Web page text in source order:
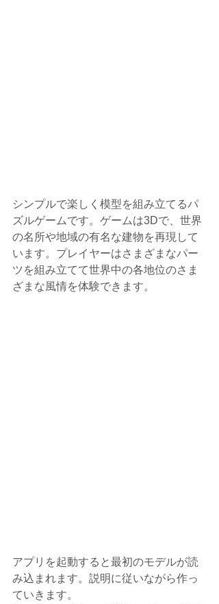
シンプルで楽しく模型を組み立てるパ
ズルゲームです。ゲームは3Dで、世界
の名所や地域の有名な建物を再現して
います。プレイヤーはさまざまなパー
ツを組み立てて世界中の各地位のさま
ざまな風情を体験できます。
アプリを起動すると最初のモデルが読
み込まれます。説明に従いながら作っ
ていきます。